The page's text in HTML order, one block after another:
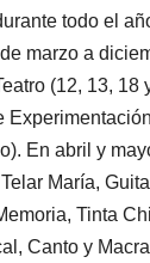
todo el
marzo a
(12, 13, 18
En abril y
María,
Tinta
Canto y